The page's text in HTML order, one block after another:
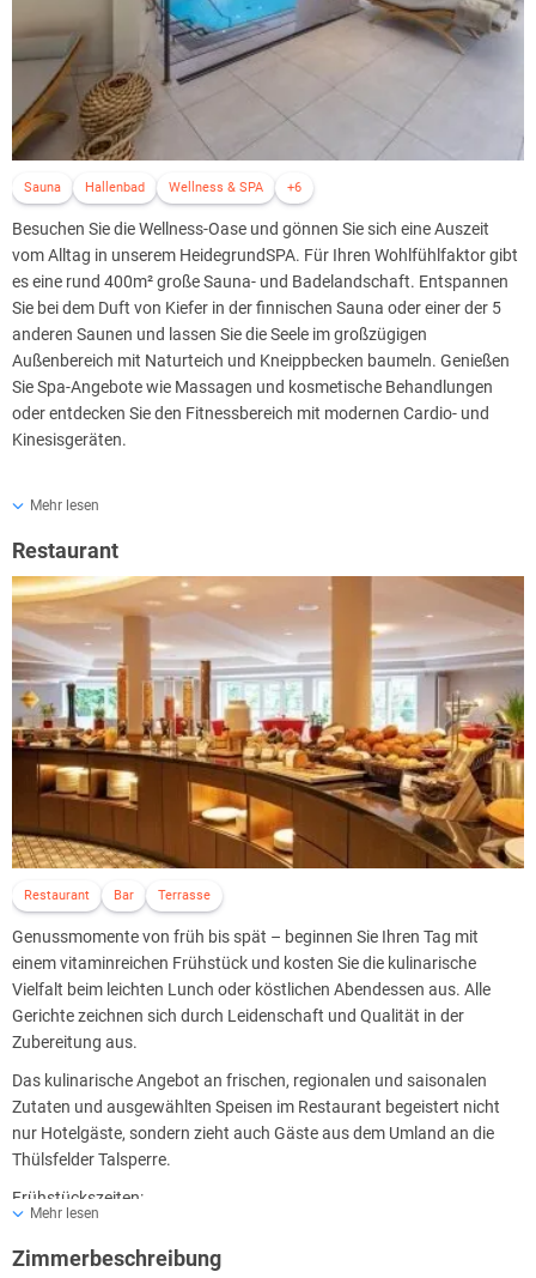
Sauna Hallenbad Wellness & SPA +6
Besuchen Sie die Wellness-Oase und gönnen Sie sich eine Auszeit
vom Alltag in unserem HeidegrundSPA. Für Ihren Wohlfühlfaktor gibt
es eine rund 400m² große Sauna- und Badelandschaft. Entspannen
Sie bei dem Duft von Kiefer in der finnischen Sauna oder einer der 5
anderen Saunen und lassen Sie die Seele im großzügigen
Außenbereich mit Naturteich und Kneippbecken baumeln. Genießen
Sie Spa-Angebote wie Massagen und kosmetische Behandlungen
oder entdecken Sie den Fitnessbereich mit modernen Cardio- und
Kinesisgeräten.
Wellness mit Kindern
Kinder können echte Wasserratten sein. Im HeidegrundSPA geht es
hauptsächlich um Ruhe und Erholung. Aus diesem Grund bittet das
Hotelteam um Verständnis und um Rücksicht, dass das
HeidegrundSPA für Gäste unter 15 Jahren nur bis 15 Uhr in
Begleitung der Eltern geöffnet ist.
Mehr lesen
Restaurant
Restaurant Bar Terrasse
Genussmomente von früh bis spät – beginnen Sie Ihren Tag mit
einem vitaminreichen Frühstück und kosten Sie die kulinarische
Vielfalt beim leichten Lunch oder köstlichen Abendessen aus. Alle
Gerichte zeichnen sich durch Leidenschaft und Qualität in der
Zubereitung aus.
Das kulinarische Angebot an frischen, regionalen und saisonalen
Zutaten und ausgewählten Speisen im Restaurant begeistert nicht
nur Hotelgäste, sondern zieht auch Gäste aus dem Umland an die
Thülsfelder Talsperre.
Frühstückszeiten:
Montag - Freitag: 06:30-10:00 Uhr
Samstag, Sonntag und Feiertage: 07:00-11:00 Uhr
Mehr lesen
Zimmerbeschreibung